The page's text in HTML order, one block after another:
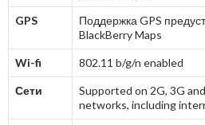
GPS
Поддержка GPS
BlackBerry Maps
Wi-fi 802.11 b/g/n enabled
Сети
Supported on 2G, 3G
networks, including